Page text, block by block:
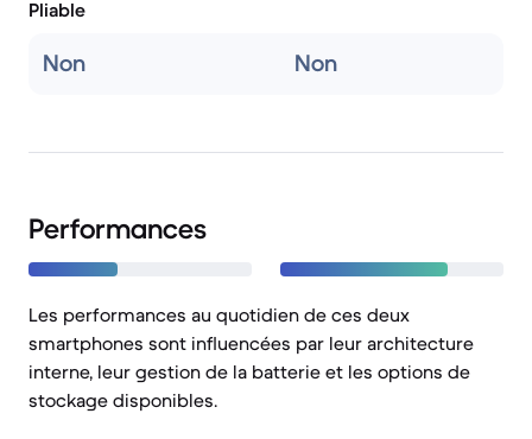
Pliable
Non Non
Performances
Les performances au quotidien de ces deux
smartphones sont influencées par leur architecture
interne, leur gestion de la batterie et les options de
stockage disponibles.